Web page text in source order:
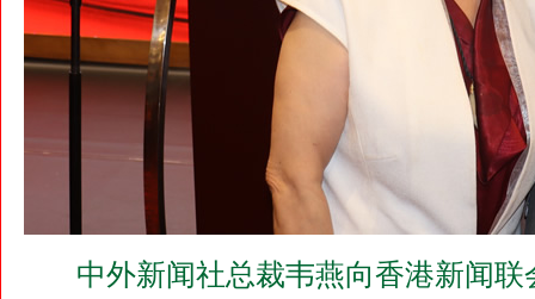
中外新闻社总裁韦燕向香港新闻